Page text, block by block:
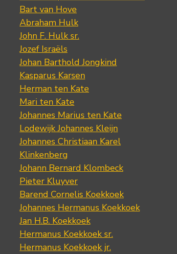
Bart van Hove
Abraham Hulk
John F. Hulk sr.
Jozef Israëls
Johan Barthold Jongkind
Kasparus Karsen
Herman ten Kate
Mari ten Kate
Johannes Marius ten Kate
Lodewijk Johannes Kleijn
Johannes Christiaan Karel
Klinkenberg
Johann Bernard Klombeck
Pieter Kluyver
Barend Cornelis Koekkoek
Johannes Hermanus Koekkoek
Jan H.B. Koekkoek
Hermanus Koekkoek sr.
Hermanus Koekkoek jr.